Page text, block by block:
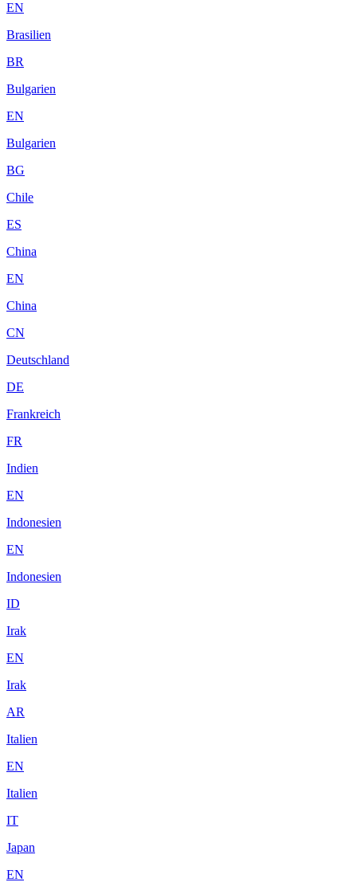
EN
Brasilien
BR
Bulgarien
EN
Bulgarien
BG
Chile
ES
China
EN
China
CN
Deutschland
DE
Frankreich
FR
Indien
EN
Indonesien
EN
Indonesien
ID
Irak
EN
Irak
AR
Italien
EN
Italien
IT
Japan
EN